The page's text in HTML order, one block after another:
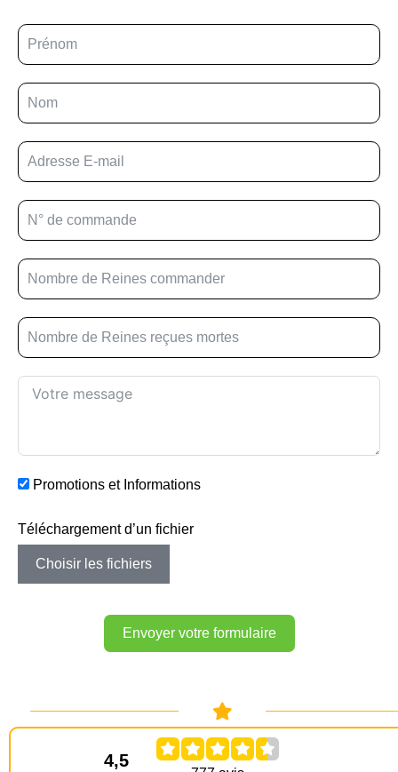
Promotions et Informations
Téléchargement d’un fichier
Choisir les fichiers
Envoyer votre formulaire
4,5